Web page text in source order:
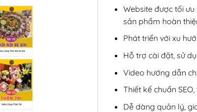
Website được tối ưu
sản phẩm hoàn
Phát triển với xu
Hỗ trợ cài đặt, sử
Video hướng dẫn
Thiết kế chuẩn
Dễ dàng quản lý,